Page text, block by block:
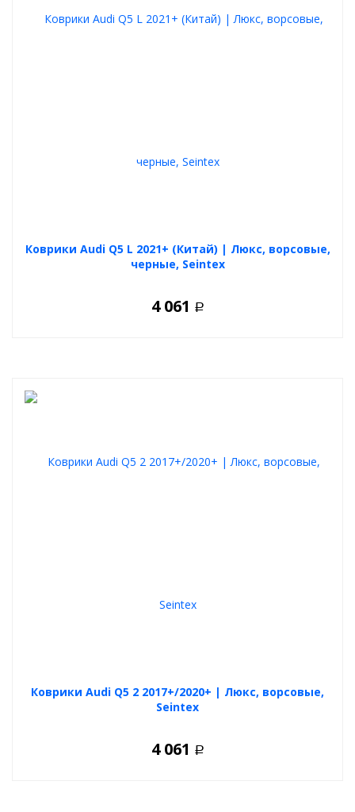
Коврики Audi Q5 L 2021+ (Китай) | Люкс, ворсовые,
черные, Seintex
4 061 Р
Коврики Audi Q5 2 2017+/2020+ | Люкс, ворсовые,
Seintex
4 061 Р